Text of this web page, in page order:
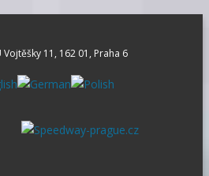
11, 162 01, Praha 6